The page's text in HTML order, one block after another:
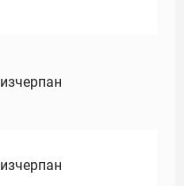
изчерпан
изчерпан